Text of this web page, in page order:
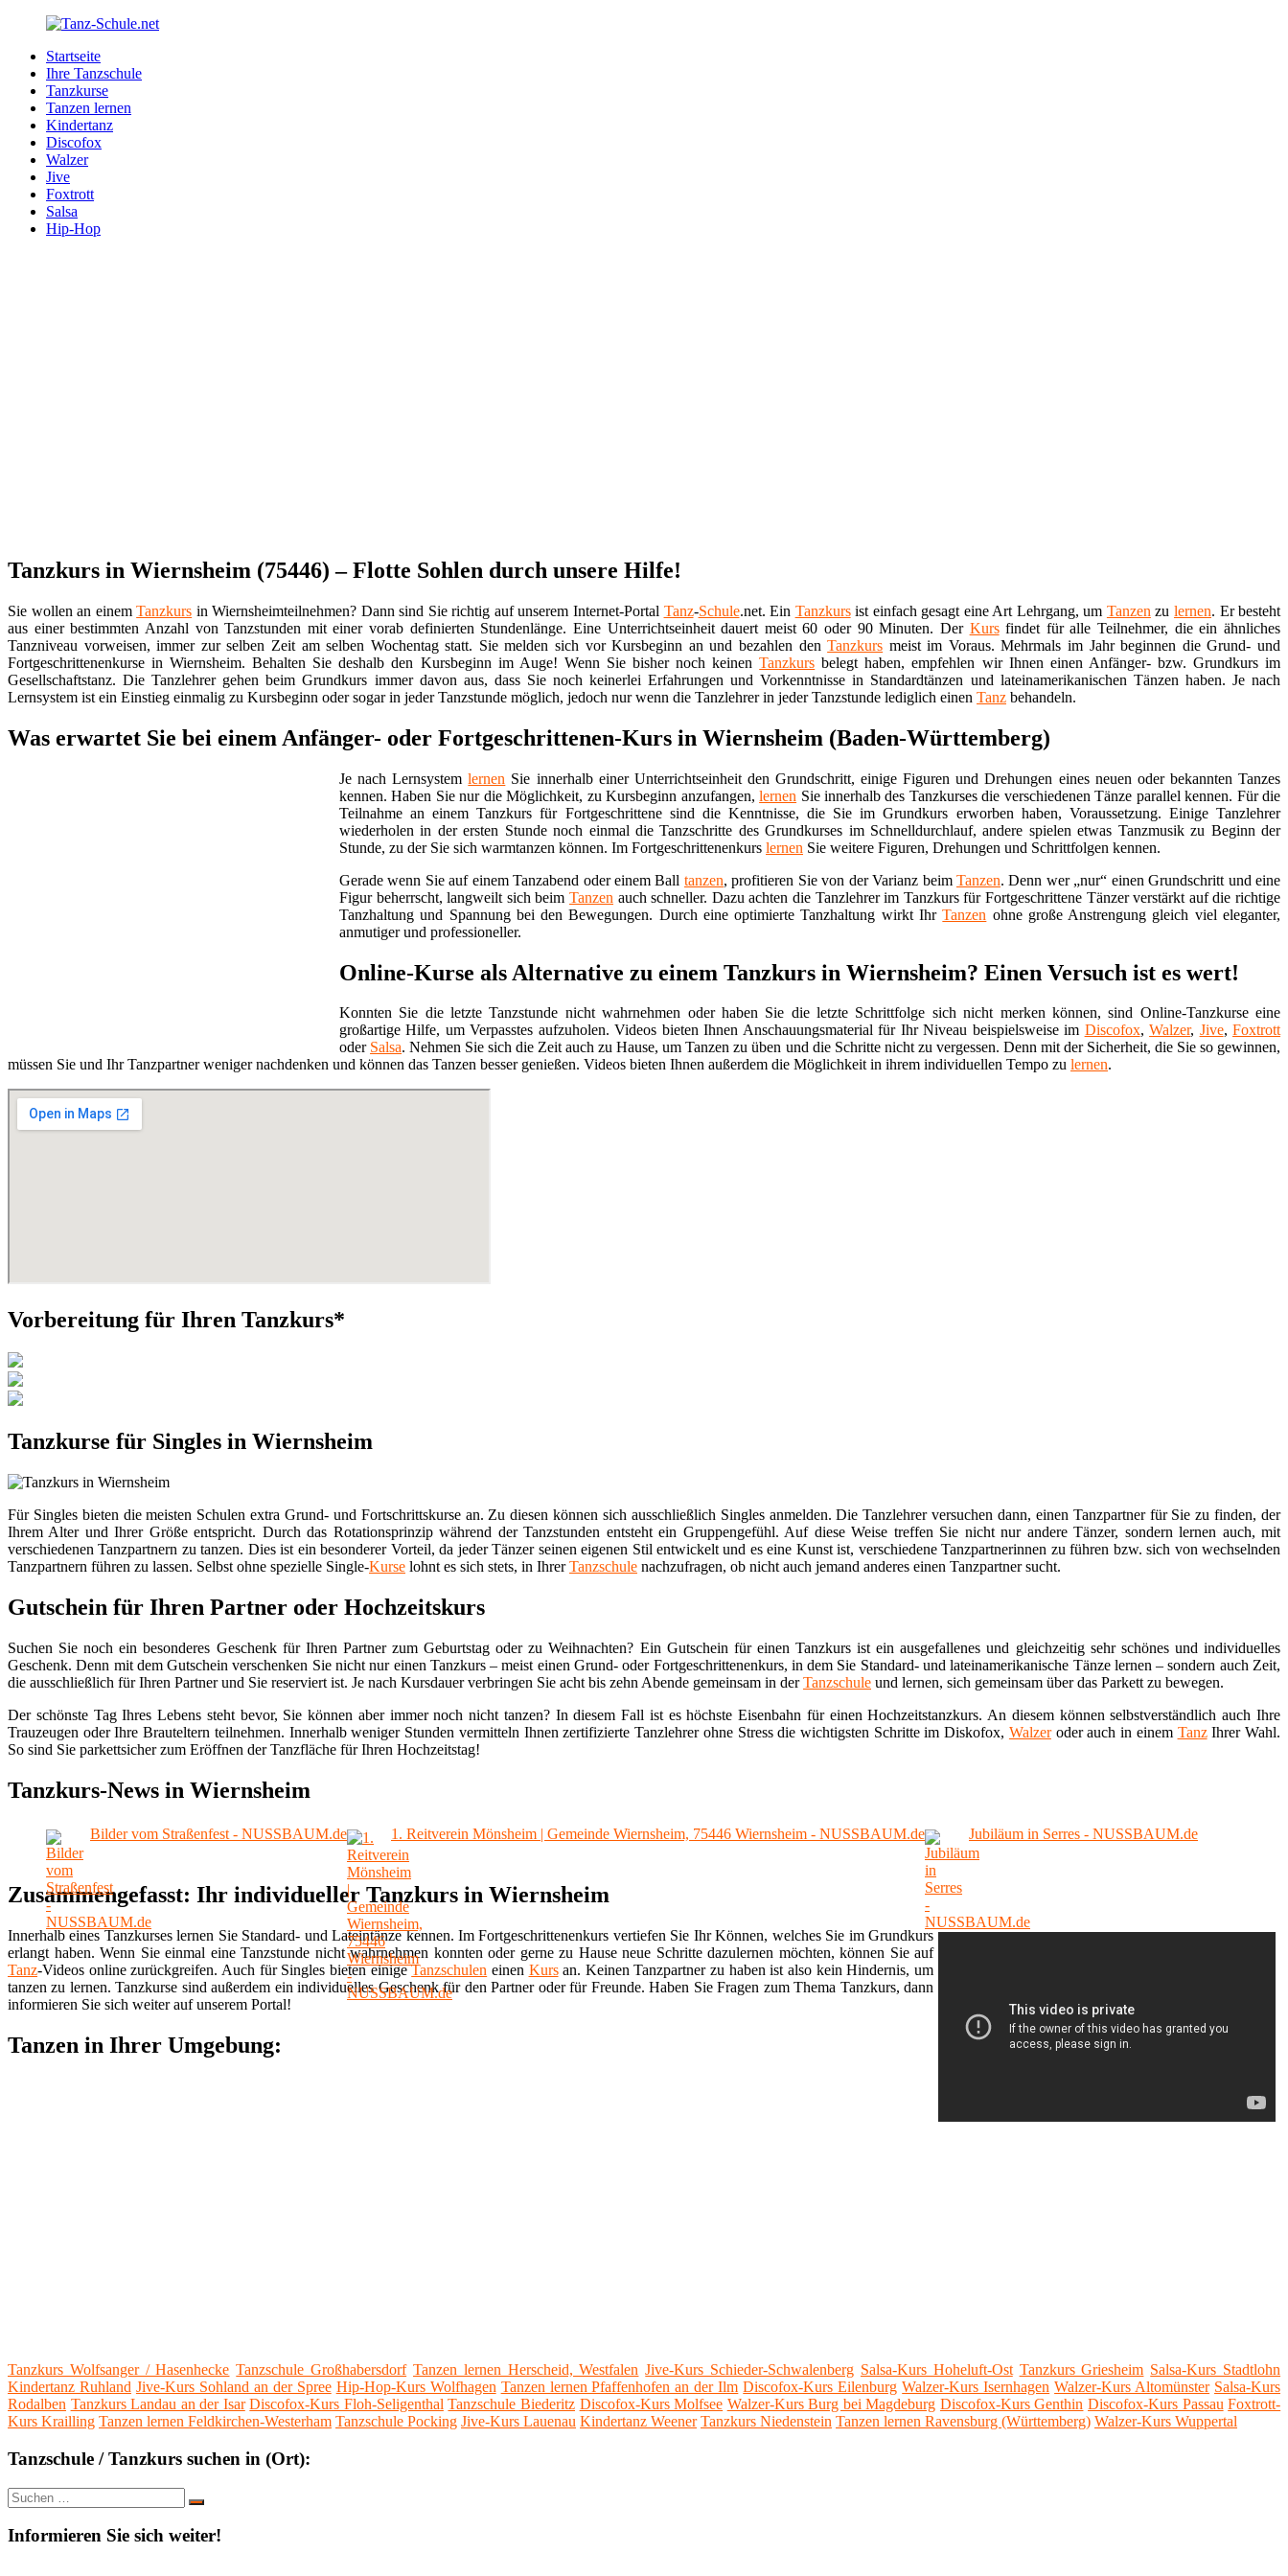
Zurück
Inhalt
Tanz-
Schule.net
Ihre
Tanzschule
Internet
Startseite
Ihre Tanzschule
Tanzkurse
Tanzen lernen
Kindertanz
Discofox
Walzer
Jive
Foxtrott
Salsa
Hip-Hop
Tanzkurs in Wiernsheim (75446) – Flotte Sohlen durch unsere Hilfe!
Sie wollen an einemTanzkurs in Wiernsheimteilnehmen? Dann sind Sie richtig auf unserem Internet-Portal Tanz-Schule.net. Ein Tanzkursist einfach gesagt eine Art Lehrgang, um Tanzen zu lernen. Er besteht
aus einer bestimmten Anzahl von Tanzstunden mit einer vorab definierten Stundenlänge. Eine Unterrichtseinheit dauert meist 60 oder 90 Minuten. Der Kursfindet für alle Teilnehmer, die ein ähnliches
Tanzniveau vorweisen, immer zur selben Zeit am selben Wochentag statt. Sie melden sich vor Kursbeginn an und bezahlen denTanzkurs meist im Voraus. Mehrmals im Jahr beginnen die Grund- und
Fortgeschrittenenkurse in Wiernsheim. Behalten Sie deshalb den Kursbeginn im Auge! Wenn Sie bisher noch keinenTanzkurs belegt haben, empfehlen wir Ihnen einen Anfänger- bzw. Grundkurs im
Gesellschaftstanz. Die Tanzlehrer gehen beim Grundkurs immer davon aus, dass Sie noch keinerlei Erfahrungen und Vorkenntnisse in Standardtänzen und lateinamerikanischen Tänzen haben. Je nach
Lernsystem ist ein Einstieg einmalig zu Kursbeginn oder sogar in jeder Tanzstunde möglich, jedoch nur wenn die Tanzlehrer in jeder Tanzstunde lediglich einen Tanz behandeln.
Was erwartet Sie bei einem Anfänger- oder Fortgeschrittenen-Kurs in Wiernsheim (Baden-Württemberg)
Je nach Lernsystemlernen Sie innerhalb einer Unterrichtseinheit den Grundschritt, einige Figuren und Drehungen eines neuen oder bekannten Tanzes
kennen. Haben Sie nur die Möglichkeit, zu Kursbeginn anzufangen,lernen Sie innerhalb des Tanzkurses die verschiedenen Tänze parallel kennen. Für die
Teilnahme an einem Tanzkurs für Fortgeschrittene sind die Kenntnisse, die Sie im Grundkurs erworben haben, Voraussetzung. Einige Tanzlehrer
wiederholen in der ersten Stunde noch einmal die Tanzschritte des Grundkurses im Schnelldurchlauf, andere spielen etwas Tanzmusik zu Beginn der
Stunde, zu der Sie sich warmtanzen können. Im Fortgeschrittenenkurs lernen Sie weitere Figuren, Drehungen und Schrittfolgen kennen.
Gerade wenn Sie auf einem Tanzabend oder einem Ball tanzen, profitieren Sie von der Varianz beim Tanzen. Denn wer „nur“ einen Grundschritt und eine
Figur beherrscht, langweilt sich beim Tanzen auch schneller. Dazu achten die Tanzlehrer im Tanzkurs für Fortgeschrittene Tänzer verstärkt auf die richtige
Tanzhaltung und Spannung bei den Bewegungen. Durch eine optimierte Tanzhaltung wirkt IhrTanzen ohne große Anstrengung gleich viel eleganter,
anmutiger und professioneller.
Online-Kurse als Alternative zu einem Tanzkurs in Wiernsheim? Einen Versuch ist es wert!
Konnten Sie die letzte Tanzstunde nicht wahrnehmen oder haben Sie die letzte Schrittfolge sich nicht merken können, sind Online-Tanzkurse eine
großartige Hilfe, um Verpasstes aufzuholen. Videos bieten Ihnen Anschauungsmaterial für Ihr Niveau beispielsweise im Discofox,Walzer, Jive,Foxtrott
oder Salsa. Nehmen Sie sich die Zeit auch zu Hause, um Tanzen zu üben und die Schritte nicht zu vergessen. Denn mit der Sicherheit, die Sie so gewinnen,
müssen Sie und Ihr Tanzpartner weniger nachdenken und können das Tanzen besser genießen. Videos bieten Ihnen außerdem die Möglichkeit in ihrem individuellen Tempo zu lernen.
Vorbereitung für Ihren Tanzkurs*
Tanzkurse für Singles in Wiernsheim
Für Singles bieten die meisten Schulen extra Grund- und Fortschrittskurse an. Zu diesen können sich ausschließlich Singles anmelden. Die Tanzlehrer versuchen dann, einen Tanzpartner für Sie zu finden, der
Ihrem Alter und Ihrer Größe entspricht. Durch das Rotationsprinzip während der Tanzstunden entsteht ein Gruppengefühl. Auf diese Weise treffen Sie nicht nur andere Tänzer, sondern lernen auch, mit
verschiedenen Tanzpartnern zu tanzen. Dies ist ein besonderer Vorteil, da jeder Tänzer seinen eigenen Stil entwickelt und es eine Kunst ist, verschiedene Tanzpartnerinnen zu führen bzw. sich von wechselnden
Tanzpartnern führen zu lassen. Selbst ohne spezielle Single-Kurse lohnt es sich stets, in IhrerTanzschule nachzufragen, ob nicht auch jemand anderes einen Tanzpartner sucht.
Gutschein für Ihren Partner oder Hochzeitskurs
Suchen Sie noch ein besonderes Geschenk für Ihren Partner zum Geburtstag oder zu Weihnachten? Ein Gutschein für einen Tanzkurs ist ein ausgefallenes und gleichzeitig sehr schönes und individuelles
Geschenk. Denn mit dem Gutschein verschenken Sie nicht nur einen Tanzkurs – meist einen Grund- oder Fortgeschrittenenkurs, in dem Sie Standard- und lateinamerikanische Tänze lernen – sondern auch Zeit,
die ausschließlich für Ihren Partner und Sie reserviert ist. Je nach Kursdauer verbringen Sie acht bis zehn Abende gemeinsam in derTanzschule und lernen, sich gemeinsam über das Parkett zu bewegen.
Der schönste Tag Ihres Lebens steht bevor, Sie können aber immer noch nicht tanzen? In diesem Fall ist es höchste Eisenbahn für einen Hochzeitstanzkurs. An diesem können selbstverständlich auch Ihre
Trauzeugen oder Ihre Brauteltern teilnehmen. Innerhalb weniger Stunden vermitteln Ihnen zertifizierte Tanzlehrer ohne Stress die wichtigsten Schritte im Diskofox, Walzeroder auch in einem TanzIhrer Wahl.
So sind Sie parkettsicher zum Eröffnen der Tanzfläche für Ihren Hochzeitstag!
Tanzkurs-News in Wiernsheim
Bilder vom Straßenfest - NUSSBAUM.de 1. Reitverein Mönsheim | Gemeinde Wiernsheim, 75446 Wiernsheim - NUSSBAUM.de Jubiläum in Serres - NUSSBAUM.de
Zusammengefasst: Ihr individueller Tanzkurs in Wiernsheim
Innerhalb eines Tanzkurses lernen Sie Standard- und Lateintänze kennen. Im Fortgeschrittenenkurs vertiefen Sie Ihr Können, welches Sie im Grundkurs
erlangt haben. Wenn Sie einmal eine Tanzstunde nicht wahrnehmen konnten oder gerne zu Hause neue Schritte dazulernen möchten, können Sie auf
Tanz-Videos online zurückgreifen. Auch für Singles bieten einigeTanzschulen einen Kursan. Keinen Tanzpartner zu haben ist also kein Hindernis, um
tanzen zu lernen. Tanzkurse sind außerdem ein individuelles Geschenk für den Partner oder für Freunde. Haben Sie Fragen zum Thema Tanzkurs, dann
informieren Sie sich weiter auf unserem Portal!
Tanzen in Ihrer Umgebung:
Tanzkurs Wolfsanger / Hasenhecke Tanzschule Großhabersdorf Tanzen lernen Herscheid, Westfalen Jive-Kurs Schieder-Schwalenberg Salsa-Kurs Hoheluft-Ost Tanzkurs Griesheim Salsa-Kurs Stadtlohn
Kindertanz Ruhland Jive-Kurs Sohland an der Spree Hip-Hop-Kurs Wolfhagen Tanzen lernen Pfaffenhofen an der Ilm Discofox-Kurs Eilenburg Walzer-Kurs Isernhagen Walzer-Kurs Altomünster Salsa-Kurs
Rodalben Tanzkurs Landau an der Isar Discofox-Kurs Floh-Seligenthal Tanzschule Biederitz Discofox-Kurs Molfsee Walzer-Kurs Burg bei Magdeburg Discofox-Kurs Genthin Discofox-Kurs Passau Foxtrott-
Kurs Krailling Tanzen lernen Feldkirchen-Westerham Tanzschule Pocking Jive-Kurs Lauenau Kindertanz Weener Tanzkurs Niedenstein Tanzen lernen Ravensburg (Württemberg) Walzer-Kurs Wuppertal
Tanzschule / Tanzkurs suchen in (Ort):
Suche
nach:
Suchen
Informieren Sie sich weiter!